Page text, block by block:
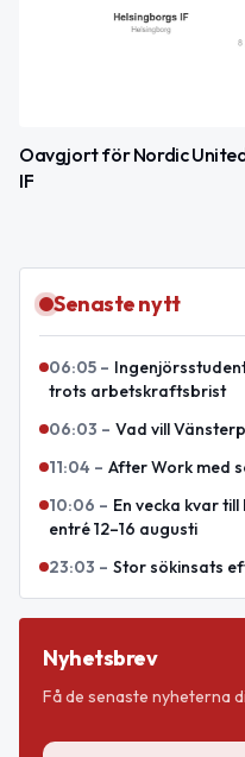
Oavgjort för Nordic
IF
Senaste nytt
06:05 –
trots arbetskraftsbrist
06:03 – Vad vill
11:04 – After Work med
10:06 – En vecka kvar
entré 12–16 augusti
23:03 – Stor sökinsats
Nyhetsbrev
Få de senaste nyheterna